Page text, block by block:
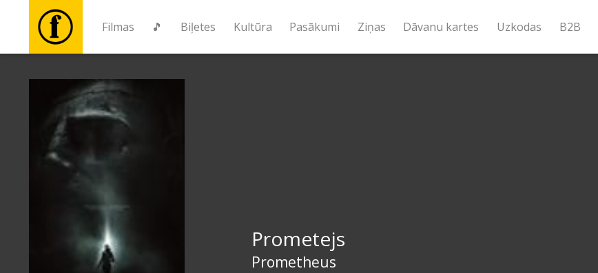
Filmas 🎵 Biļetes Kultūra Pasākumi Ziņas Dāvanu kartes Uzkodas B2B
Biļetes
Pasākumi Prometejs
Prometheus